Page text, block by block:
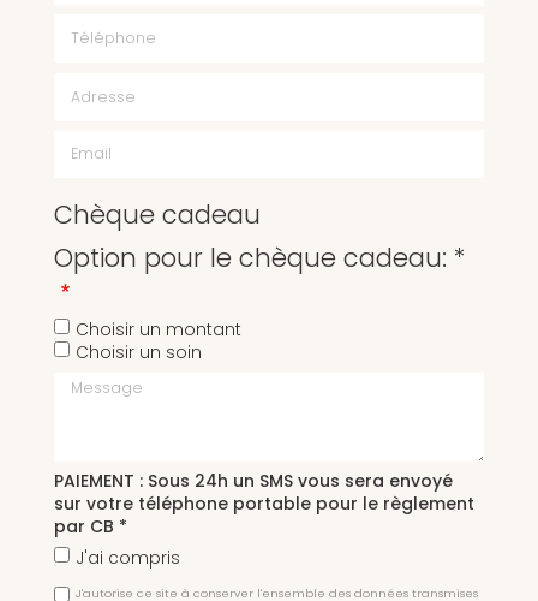
Chèque cadeau
Option pour le chèque cadeau: *
Choisir un montant
Choisir un soin
Message
PAIEMENT : Sous 24h un SMS vous sera envoyé
sur votre téléphone portable pour le règlement
par CB *
J'ai compris
J'autorise ce site à conserver l'ensemble des données transmises